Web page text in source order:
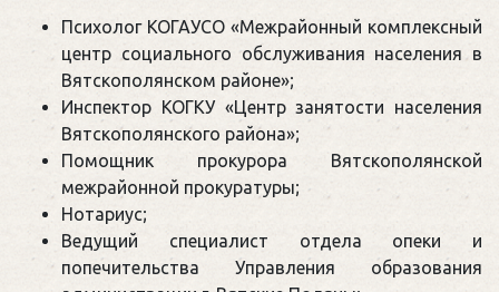
Психолог КОГАУСО «Межрайонный комплексный
центр социального обслуживания населения в
Вятскополянском районе»;
Инспектор КОГКУ «Центр занятости населения
Вятскополянского района»;
Помощник прокурора Вятскополянской
межрайонной прокуратуры;
Нотариус;
Ведущий специалист отдела опеки и
попечительства Управления образования